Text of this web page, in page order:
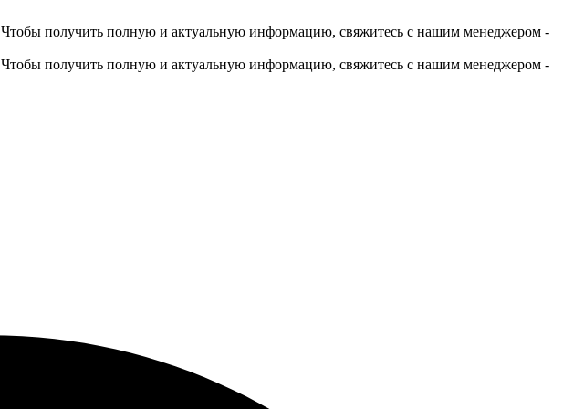
Чтобы получить полную и актуальную информацию, свяжитесь с нашим менеджером -
Чтобы получить полную и актуальную информацию, свяжитесь с нашим менеджером -